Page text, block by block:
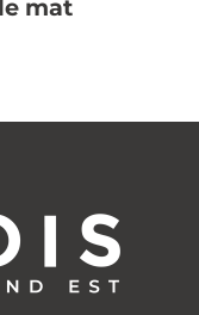
mat